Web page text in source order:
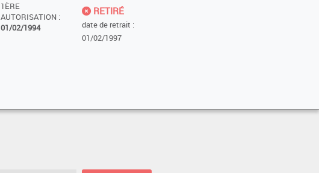
1ÈRE
AUTORISATION :
01/02/1994
RETIRÉ
date de retrait :
01/02/1997